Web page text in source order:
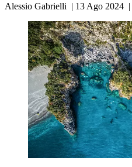
Alessio Gabrielli | 13 Ago 2024 |